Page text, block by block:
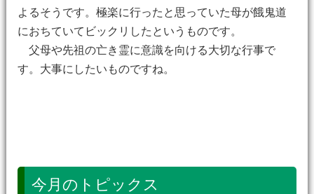
よるそうです。極楽に行ったと思っていた母が餓鬼道
におちていてビックリしたというものです。
父母や先祖の亡き霊に意識を向ける大切な行事で
す。大事にしたいものですね。
今月のトピックス